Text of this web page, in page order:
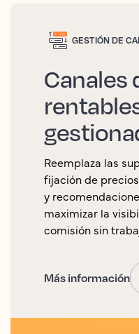
GESTIÓN DE
Canales
Reemplaza las
fijación de
y
maximizar la
comisión sin
Más información